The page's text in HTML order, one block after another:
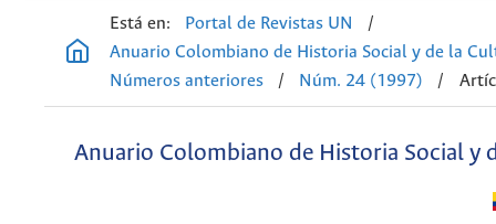
Está en: Portal de Revistas UN
/
Anuario Colombiano de Historia Social y de la
Números anteriores
/ Núm. 24 (1997) /
Anuario Colombiano de Historia Social y